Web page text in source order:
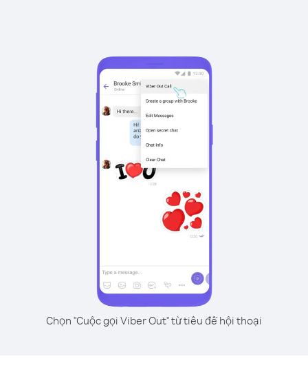
Chọn "Cuộc gọi Viber Out" từ tiêu đề hội thoại